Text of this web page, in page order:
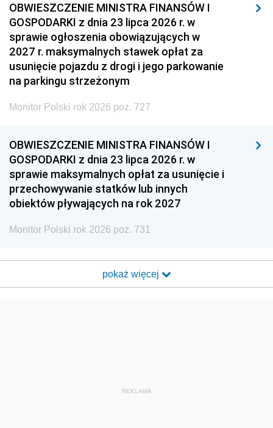
OBWIESZCZENIE MINISTRA FINANSÓW I
GOSPODARKI z dnia 23 lipca 2026 r. w
sprawie ogłoszenia obowiązujących w
2027 r. maksymalnych stawek opłat za
usunięcie pojazdu z drogi i jego parkowanie
na parkingu strzeżonym
Monitor Polski rok 2026 poz. 727
OBWIESZCZENIE MINISTRA FINANSÓW I
GOSPODARKI z dnia 23 lipca 2026 r. w
sprawie maksymalnych opłat za usunięcie i
przechowywanie statków lub innych
obiektów pływających na rok 2027
Monitor Polski rok 2026 poz. 731
pokaż więcej
REKLAMA